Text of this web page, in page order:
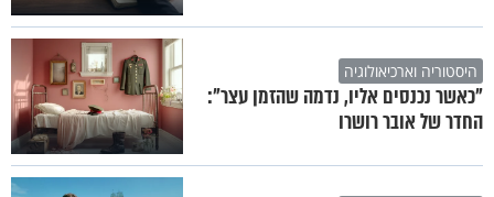
היסטוריה וארכיאולוגיה
"כאשר נכנסים אליו, נדמה שהזמן עצר":
החדר של אובר רושרו